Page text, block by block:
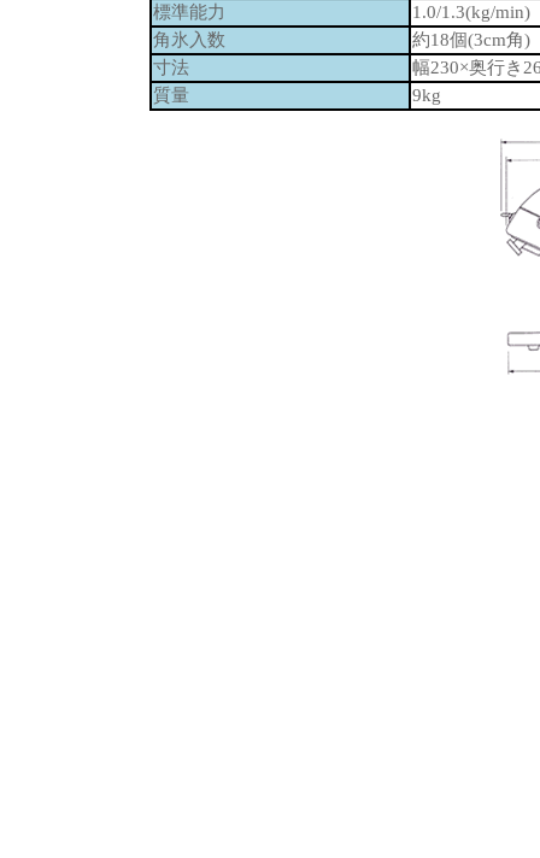
標準能力
1.0/1.3(kg/min)
角氷入数
約18個(3cm角)
寸法
幅230×奥行き
質量
9kg